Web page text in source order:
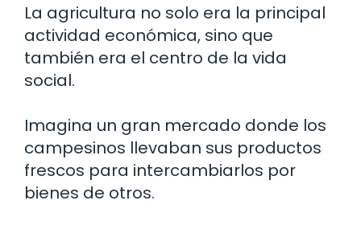
La agricultura no solo era la principal
actividad económica, sino que
también era el centro de la vida
social.
Imagina un gran mercado donde los
campesinos llevaban sus productos
frescos para intercambiarlos por
bienes de otros.